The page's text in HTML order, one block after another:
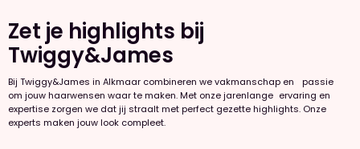
Zet je highlights bij
Twiggy&James
Bij Twiggy&James in Alkmaar combineren we vakmanschap en passie
om jouw haarwensen waar te maken. Met onze jarenlange ervaring en
expertise zorgen we dat jij straalt met perfect gezette highlights. Onze
experts maken jouw look compleet.